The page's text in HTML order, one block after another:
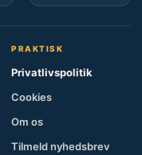
PRAKTISK
Privatlivspolitik
Cookies
Om os
Tilmeld nyhedsbrev